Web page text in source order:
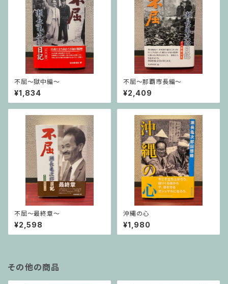
不屈〜獄中編〜
¥1,834
不屈〜那覇市長編〜
¥2,409
不屈〜最終章〜
¥2,598
沖縄の心
¥1,980
その他の商品